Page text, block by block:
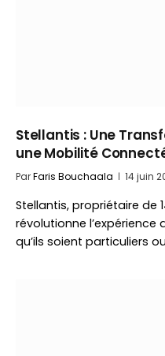
Stellantis : Une
une Mobilité
ParFaris Bouchaala 14 juin
Stellantis, propriétaire de
révolutionne
qu’ils soient particuliers